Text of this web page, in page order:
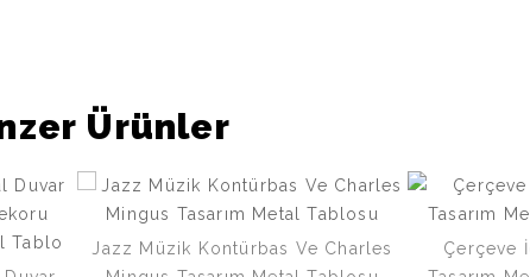
Ürünler
Jazz Müzik Kontürbas Ve Charles
Çerçeve